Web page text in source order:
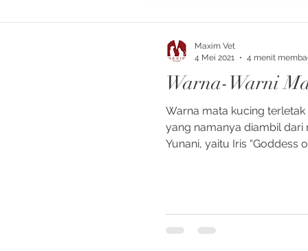
Warna-Warni
Warna mata kucing
yang namanya diambil dari
Yunani, yaitu Iris “Goddess
Maxim Vet
4 Mei 2021
4 menit